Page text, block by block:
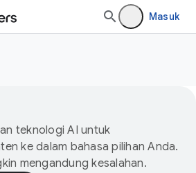
Masuk
teknologi AI untuk
ke dalam bahasa pilihan Anda.
mengandung kesalahan.